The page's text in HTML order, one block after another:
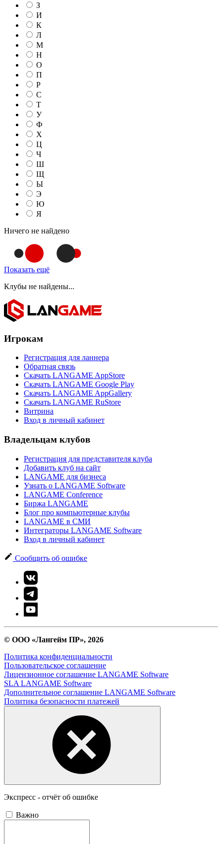
З
И
К
Л
М
Н
О
П
Р
С
Т
У
Ф
Х
Ц
Ч
Ш
Щ
Ы
Э
Ю
Я
Ничего не найдено
Показать ещё
Клубы не найдены...
Игрокам
Регистрация для ланнера
Обратная связь
Скачать LANGAME AppStore
Скачать LANGAME Google Play
Скачать LANGAME AppGallery
Скачать LANGAME RuStore
Витрина
Вход в личный кабинет
Владельцам клубов
Регистрация для представителя клуба
Добавить клуб на сайт
LANGAME для бизнеса
Узнать о LANGAME Software
LANGAME Conference
Биржа LANGAME
Блог про компьютерные клубы
LANGAME в СМИ
Интеграторы LANGAME Software
Вход в личный кабинет
Сообщить об ошибке
© ООО «Лангейм ПР», 2026
Политика конфиденциальности
Пользовательское соглашение
Лицензионное соглашение LANGAME Software
SLA LANGAME Software
Дополнительное соглашение LANGAME Software
Политика безопасности платежей
Экспресс - отчёт об ошибке
Важно